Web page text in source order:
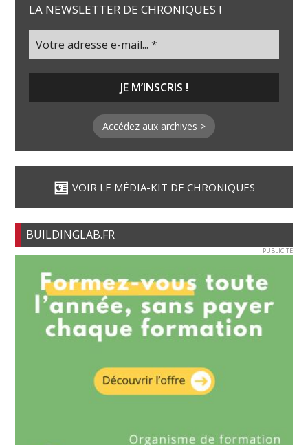
LA NEWSLETTER DE CHRONIQUES !
Accédez aux archives >
VOIR LE MÉDIA-KIT DE CHRONIQUES
BUILDINGLAB.FR
PUBLICITE